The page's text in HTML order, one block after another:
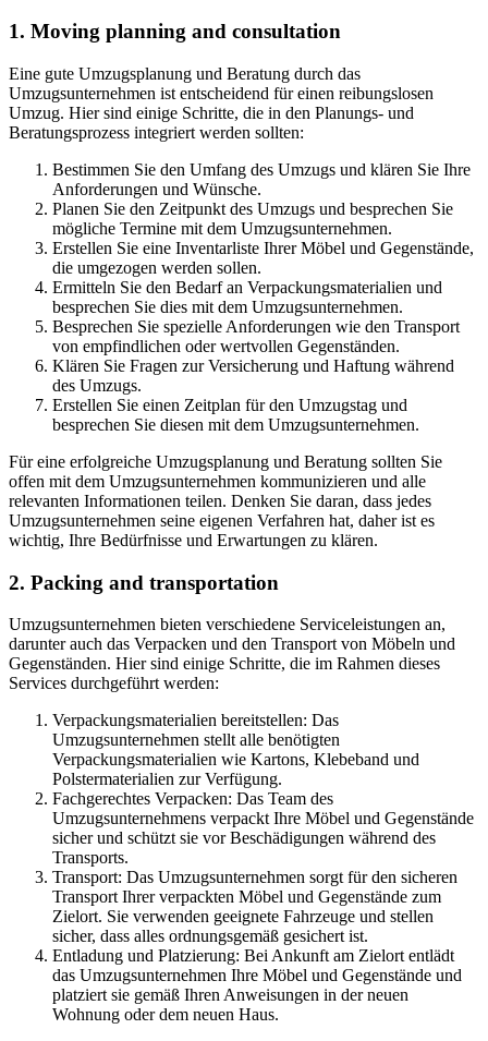
1. Moving planning and consultation
Eine gute Umzugsplanung und Beratung durch das
Umzugsunternehmen ist entscheidend für einen reibungslosen
Umzug. Hier sind einige Schritte, die in den Planungs- und
Beratungsprozess integriert werden sollten:
Bestimmen Sie den Umfang des Umzugs und klären Sie Ihre
Anforderungen und Wünsche.
Planen Sie den Zeitpunkt des Umzugs und besprechen Sie
mögliche Termine mit dem Umzugsunternehmen.
Erstellen Sie eine Inventarliste Ihrer Möbel und Gegenstände,
die umgezogen werden sollen.
Ermitteln Sie den Bedarf an Verpackungsmaterialien und
besprechen Sie dies mit dem Umzugsunternehmen.
Besprechen Sie spezielle Anforderungen wie den Transport
von empfindlichen oder wertvollen Gegenständen.
Klären Sie Fragen zur Versicherung und Haftung während
des Umzugs.
Erstellen Sie einen Zeitplan für den Umzugstag und
besprechen Sie diesen mit dem Umzugsunternehmen.
Für eine erfolgreiche Umzugsplanung und Beratung sollten Sie
offen mit dem Umzugsunternehmen kommunizieren und alle
relevanten Informationen teilen. Denken Sie daran, dass jedes
Umzugsunternehmen seine eigenen Verfahren hat, daher ist es
wichtig, Ihre Bedürfnisse und Erwartungen zu klären.
2. Packing and transportation
Umzugsunternehmen bieten verschiedene Serviceleistungen an,
darunter auch das Verpacken und den Transport von Möbeln und
Gegenständen. Hier sind einige Schritte, die im Rahmen dieses
Services durchgeführt werden:
Verpackungsmaterialien bereitstellen: Das
Umzugsunternehmen stellt alle benötigten
Verpackungsmaterialien wie Kartons, Klebeband und
Polstermaterialien zur Verfügung.
Fachgerechtes Verpacken: Das Team des
Umzugsunternehmens verpackt Ihre Möbel und Gegenstände
sicher und schützt sie vor Beschädigungen während des
Transports.
Transport: Das Umzugsunternehmen sorgt für den sicheren
Transport Ihrer verpackten Möbel und Gegenstände zum
Zielort. Sie verwenden geeignete Fahrzeuge und stellen
sicher, dass alles ordnungsgemäß gesichert ist.
Entladung und Platzierung: Bei Ankunft am Zielort entlädt
das Umzugsunternehmen Ihre Möbel und Gegenstände und
platziert sie gemäß Ihren Anweisungen in der neuen
Wohnung oder dem neuen Haus.